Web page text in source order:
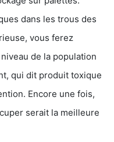
dans les trous des
vous ferez
de la population
qui dit produit toxique
Encore une fois,
serait la meilleure